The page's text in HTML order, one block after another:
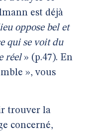
est déjà
oppose bel et
qui se voit du
réel» (p.47). En
», vous
trouver la
concerné,